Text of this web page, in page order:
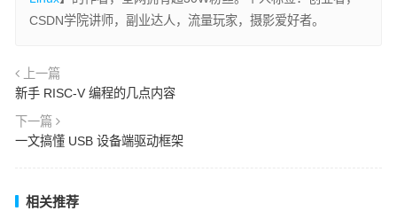
CSDN学院讲师，副业达人，流量玩家，摄影爱好者。
上一篇
新手 RISC-V 编程的几点内容
下一篇
一文搞懂 USB 设备端驱动框架
相关推荐